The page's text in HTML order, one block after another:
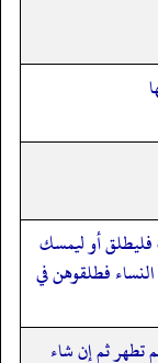
فليطلق أو ليمسك
النساء فطلقوهن في
تطهر ثم إن شاء